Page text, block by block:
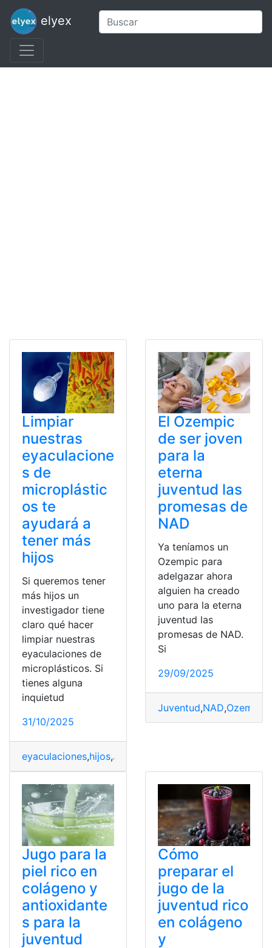
elyex
Limpiar
nuestras
eyaculacione
s de
microplástic
os te
ayudará a
tener más
hijos
Si queremos tener
más hijos un
investigador tiene
claro qué hacer
limpiar nuestras
eyaculaciones de
microplásticos. Si
tienes alguna
inquietud
31/10/2025
eyaculaciones,hijos,Juventud
El Ozempic
de ser joven
para la
eterna
juventud las
promesas de
NAD
Ya teníamos un
Ozempic para
adelgazar ahora
alguien ha creado
uno para la eterna
juventud las
promesas de NAD.
Si
29/09/2025
Juventud,NAD,Ozempic
Jugo para la
piel rico en
colágeno y
antioxidante
s para la
juventud
Cómo
preparar el
jugo de la
juventud rico
en colágeno
y